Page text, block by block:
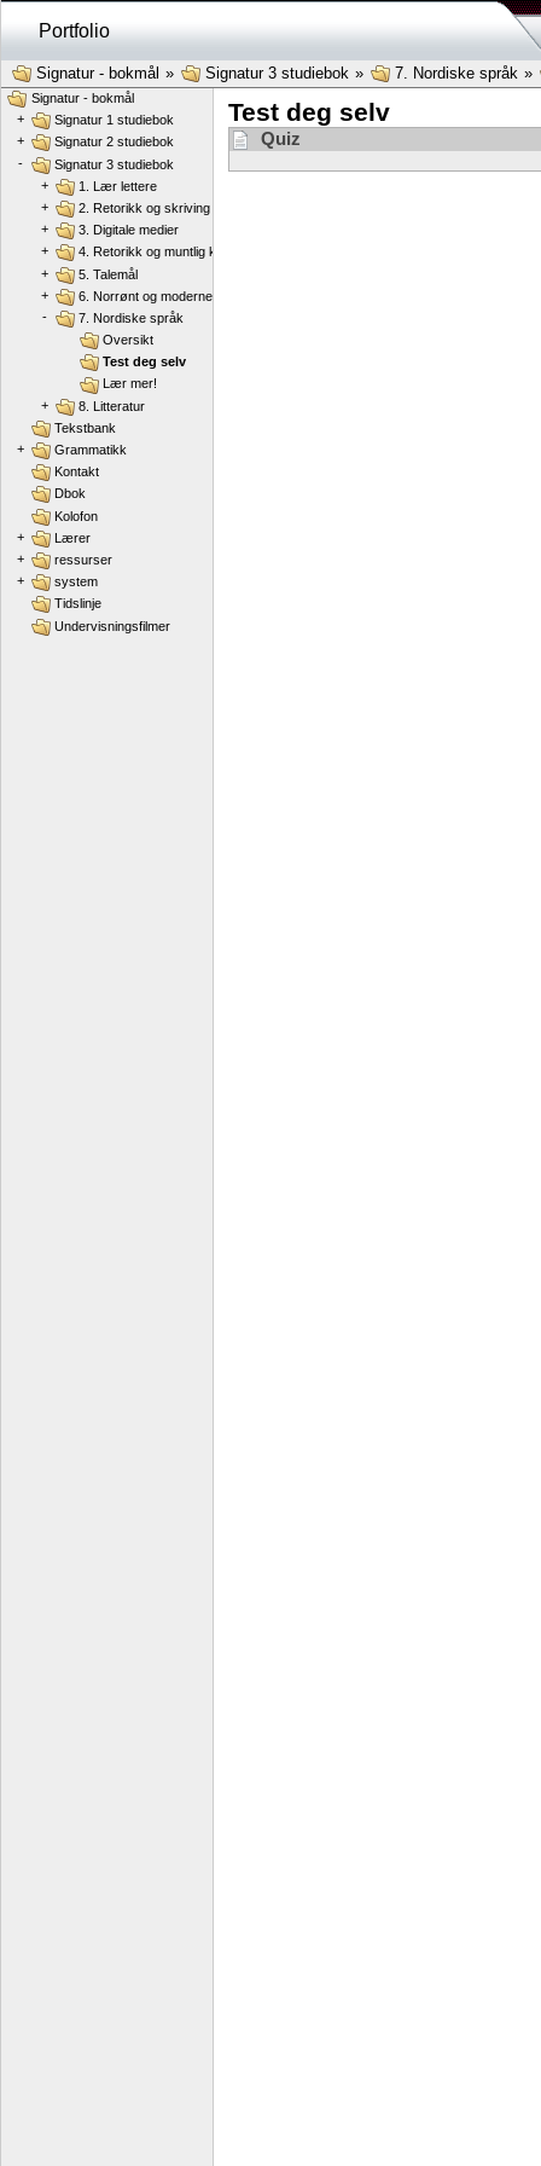
Portfolio
Signatur - bokmål » Signatur 3 studiebok » 7. Nordiske språk »
Test deg selv
Quiz
Signatur - bokmål
+
Signatur 1 studiebok
+
Signatur 2 studiebok
-
Signatur 3 studiebok
+
1. Lær lettere
+
2. Retorikk og skriving
+
3. Digitale medier
+
4. Retorikk og muntlig kommunikasjon
+
5. Talemål
+
6. Norrønt og moderne norsk
-
7. Nordiske språk
Oversikt
Test deg selv
Lær mer!
+
8. Litteratur
Tekstbank
+
Grammatikk
Kontakt
Dbok
Kolofon
+
Lærer
+
ressurser
+
system
Tidslinje
Undervisningsfilmer